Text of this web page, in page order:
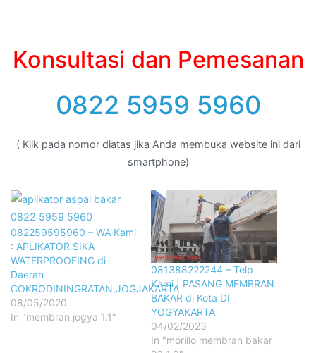
Konsultasi dan Pemesanan
0822 5959 5960
( Klik pada nomor diatas jika Anda membuka website ini dari
smartphone)
082259595960 – WA Kami
: APLIKATOR SIKA
WATERPROOFING di
Daerah
COKRODININGRATAN,JOGJAKARTA
08/05/2020
In "membran jogya 1.1"
081388222244 – Telp
Kami | PASANG MEMBRAN
BAKAR di Kota DI
YOGYAKARTA
04/02/2023
In "morillo membran bakar